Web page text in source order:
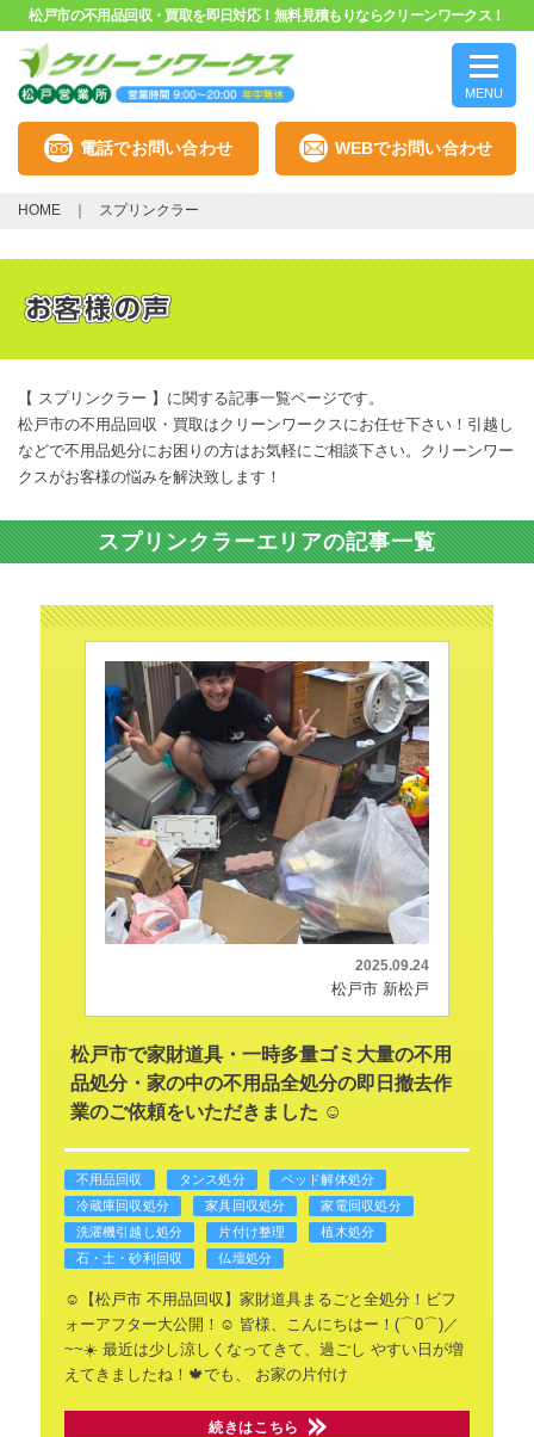
松戸市の不用品回収・買取を即日対応！無料見積もりならクリーンワークス！
MENU
電話でお問い合わせ WEBでお問い合わせ
HOME スプリンクラー
【 スプリンクラー 】に関する記事一覧ページです。
松戸市の不用品回収・買取はクリーンワークスにお任せ下さい！引越し
などで不用品処分にお困りの方はお気軽にご相談下さい。クリーンワー
クスがお客様の悩みを解決致します！
スプリンクラーエリアの記事一覧
2025.09.24
松戸市 新松戸
松戸市で家財道具・一時多量ゴミ大量の不用
品処分・家の中の不用品全処分の即日撤去作
業のご依頼をいただきました ☺️
不用品回収 タンス処分
ベッド解体処分
冷蔵庫回収処分
家具回収処分
家電回収処分
洗濯機引越し処分
片付け整理
植木処分
石・土・砂利回収
仏壇処分
☺️【松戸市 不用品回収】家財道具まるごと全処分！ビフ
ォーアフター大公開！☺️ 皆様、こんにちはー！(⌒0⌒)／
~~☀️最近は少し涼しくなってきて、過ごし やすい日が増
えてきましたね！🍁でも、
お家の片付け
続きはこちら